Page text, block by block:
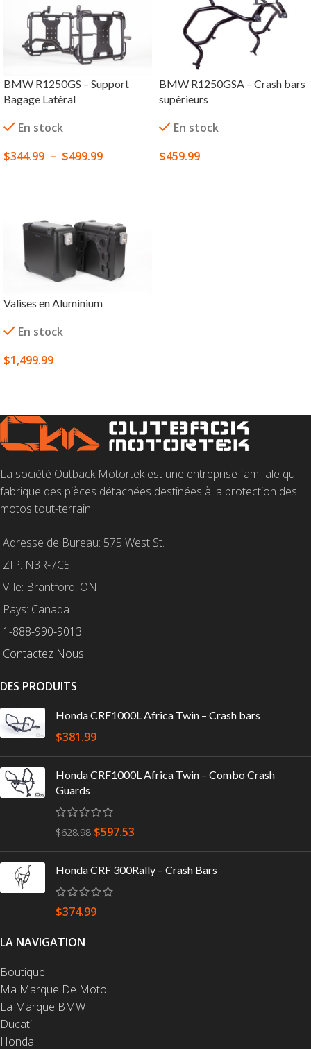
BMW R1250GS – Support
Bagage Latéral
En stock
$344.99 – $499.99
BMW R1250GSA – Crash bars
supérieurs
En stock
$459.99
Valises en Aluminium
En stock
$1,499.99
La société Outback Motortek est une entreprise familiale qui
fabrique des pièces détachées destinées à la protection des
motos tout-terrain.
Adresse de Bureau: 575 West St.
ZIP: N3R-7C5
Ville: Brantford, ON
Pays: Canada
1-888-990-9013
Contactez Nous
DES PRODUITS
Honda CRF1000L Africa Twin – Crash bars
$381.99
Honda CRF1000L Africa Twin – Combo Crash
Guards
$628.98 $597.53
Honda CRF 300Rally – Crash Bars
$374.99
LA NAVIGATION
Boutique
Ma Marque De Moto
La Marque BMW
Ducati
Honda